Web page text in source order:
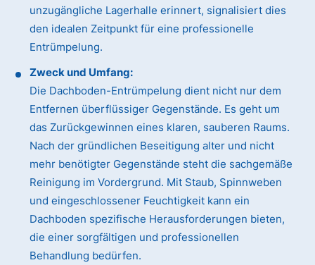
unzugängliche Lagerhalle erinnert, signalisiert dies
den idealen Zeitpunkt für eine professionelle
Entrümpelung.
Zweck und Umfang:
Die Dachboden-Entrümpelung dient nicht nur dem
Entfernen überflüssiger Gegenstände. Es geht um
das Zurückgewinnen eines klaren, sauberen Raums.
Nach der gründlichen Beseitigung alter und nicht
mehr benötigter Gegenstände steht die sachgemäße
Reinigung im Vordergrund. Mit Staub, Spinnweben
und eingeschlossener Feuchtigkeit kann ein
Dachboden spezifische Herausforderungen bieten,
die einer sorgfältigen und professionellen
Behandlung bedürfen.